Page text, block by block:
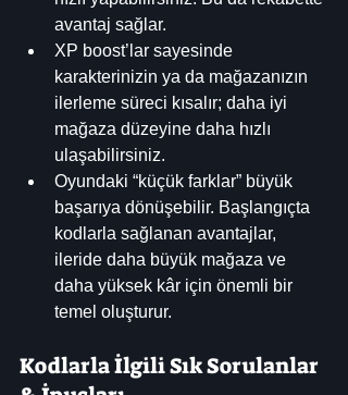
avantaj sağlar.
XP boost’lar sayesinde
karakterinizin ya da mağazanızın
ilerleme süreci kısalır; daha iyi
mağaza düzeyine daha hızlı
ulaşabilirsiniz.
Oyundaki “küçük farklar” büyük
başarıya dönüşebilir. Başlangıçta
kodlarla sağlanan avantajlar,
ileride daha büyük mağaza ve
daha yüksek kâr için önemli bir
temel oluşturur.
Kodlarla İlgili Sık Sorulanlar